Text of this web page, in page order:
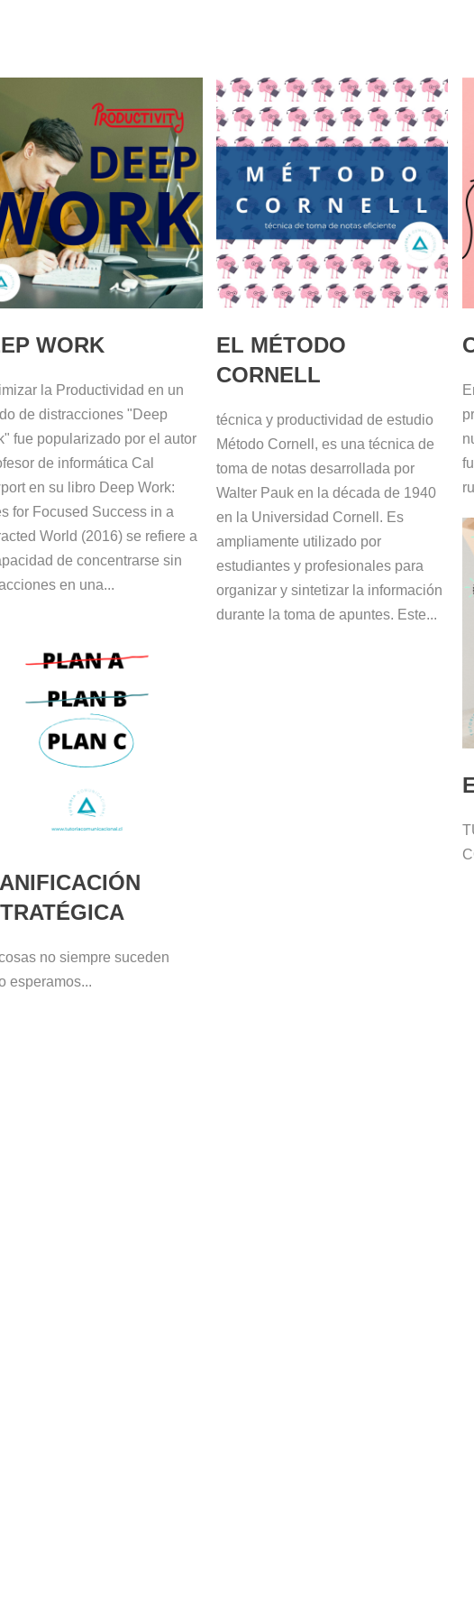
WORK
la Productividad en un
de distracciones "Deep
fue popularizado por el autor
de informática Cal
en su libro Deep Work:
for Focused Success in a
World (2016) se refiere a
de concentrarse sin
en una...
EL MÉTODO
CORNELL
técnica y productividad de estudio
Método Cornell, es una técnica de
toma de notas desarrollada por
Walter Pauk en la década de 1940
en la Universidad Cornell. Es
ampliamente utilizado por
estudiantes y profesionales para
organizar y sintetizar la información
durante la toma de apuntes. Este...
no siempre suceden
esperamos...